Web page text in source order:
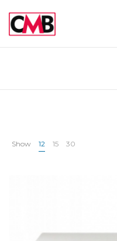
Show 12 15 30